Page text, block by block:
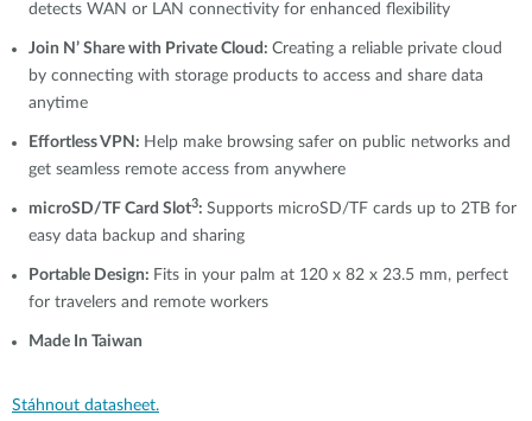
detects WAN or LAN connectivity for enhanced flexibility
Join N’ Share with Private Cloud: Creating a reliable private cloud
by connecting with storage products to access and share data
anytime
Effortless VPN: Help make browsing safer on public networks and
get seamless remote access from anywhere
microSD/TF Card Slot3: Supports microSD/TF cards up to 2TB for
easy data backup and sharing
Portable Design: Fits in your palm at 120 x 82 x 23.5 mm, perfect
for travelers and remote workers
Made In Taiwan
Stáhnout datasheet.